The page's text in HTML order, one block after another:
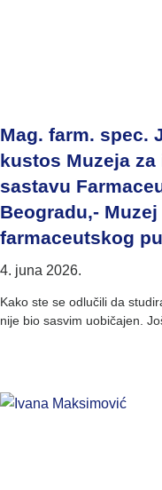
Mag. farm. spec.
kustos Muzeja
sastavu
Beogradu,-
farmaceutskog
4. juna 2026.
Kako ste se odlučili da
nije bio sasvim uobičajen.